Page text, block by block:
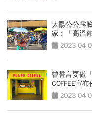
太陽公公露
家：「高溫
2023-04-
曾誓言要做
COFFEE宣
2023-04-